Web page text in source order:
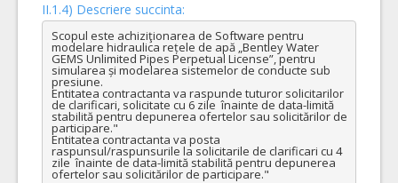
II.1.4) Descriere succinta:
Scopul este achiziţionarea de Software pentru
modelare hidraulica rețele de apă „Bentley Water
GEMS Unlimited Pipes Perpetual License”, pentru
simularea și modelarea sistemelor de conducte sub
presiune.
Entitatea contractanta va raspunde tuturor solicitarilor
de clarificari, solicitate cu 6 zile  înainte de data-limită
stabilită pentru depunerea ofertelor sau solicitărilor de
participare."
Entitatea contractanta va posta
raspunsul/raspunsurile la solicitarile de clarificari cu 4
zile  înainte de data-limită stabilită pentru depunerea
ofertelor sau solicitărilor de participare."